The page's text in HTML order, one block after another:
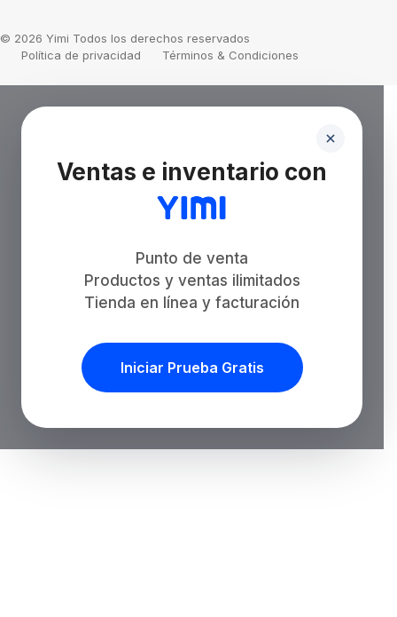
© 2026 Yimi Todos los derechos reservados
Política de privacidad
Términos & Condiciones
Ventas e inventario con
Punto de venta
Productos y ventas ilimitados
Tienda en línea y facturación
Iniciar Prueba Gratis